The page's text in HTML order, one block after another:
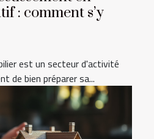
: comment s’y
est un secteur d'activité
de bien préparer sa...